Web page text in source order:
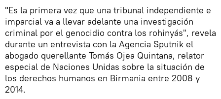
"Es la primera vez que una tribunal independiente e
imparcial va a llevar adelante una investigación
criminal por el genocidio contra los rohinyás", revela
durante un entrevista con la Agencia Sputnik el
abogado querellante Tomás Ojea Quintana, relator
especial de Naciones Unidas sobre la situación de
los derechos humanos en Birmania entre 2008 y
2014.